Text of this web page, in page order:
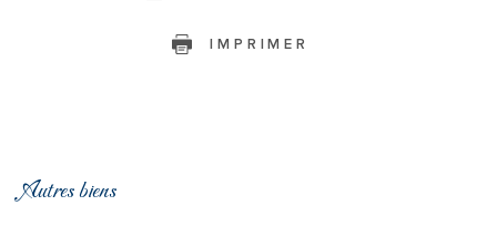
IMPRIMER
Autres biens